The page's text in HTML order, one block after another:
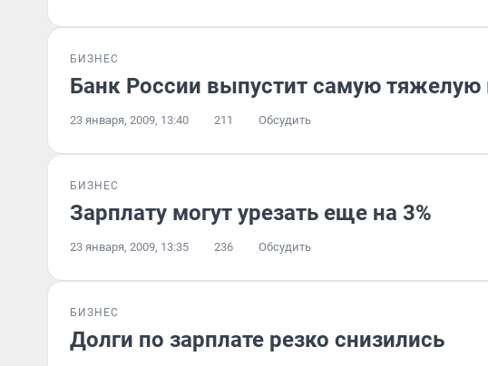
БИЗНЕС
Банк России выпустит самую тяжелую
23 января, 2009, 13:40 211 Обсудить
БИЗНЕС
Зарплату могут урезать еще на 3%
23 января, 2009, 13:35 236 Обсудить
БИЗНЕС
Долги по зарплате резко снизились